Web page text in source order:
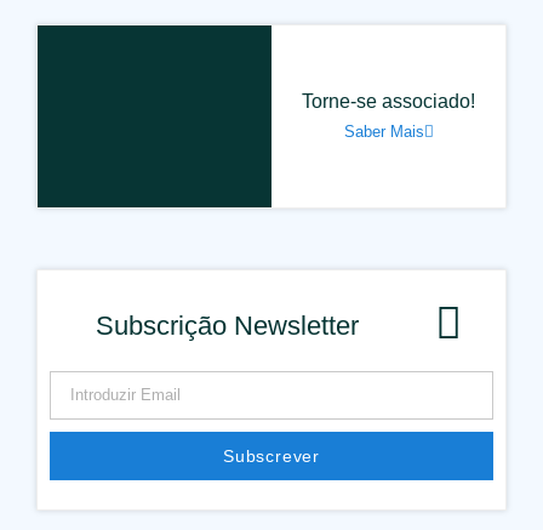
Torne-se associado!
Saber Mais
Subscrição Newsletter
Subscrever